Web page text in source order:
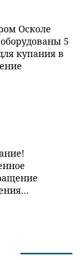
Осколе
5
купания в